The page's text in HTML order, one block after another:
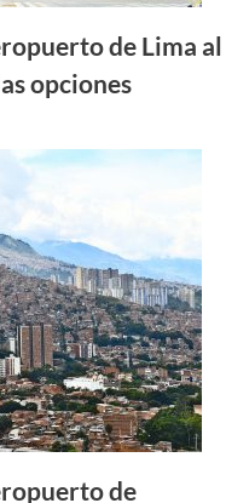
de Lima al
opciones
de